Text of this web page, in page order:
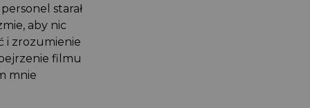
starał
aby nic
i zrozumienie
filmu
mnie